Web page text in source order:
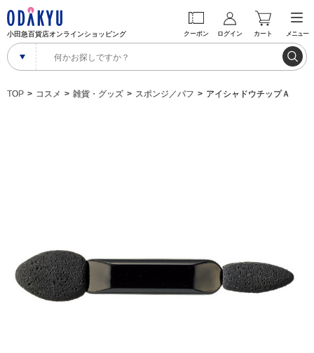
小田急百貨店オンラインショッピング クーポン ログイン カート メニュー
TOP コスメ 雑貨・グッズ スポンジ／パフ アイシャドウチップＡ